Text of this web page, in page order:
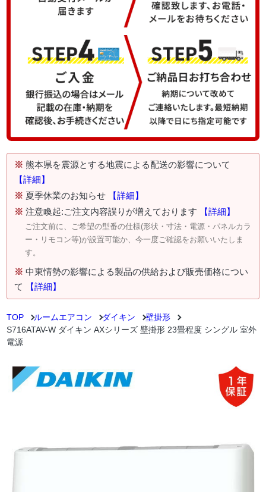
※ 熊本県を震源とする地震による配送の影響について
【詳細】
※ 夏季休業のお知らせ
【詳細】
※ 注意喚起:ご注文内容誤りが増えております 【詳細】
ご注文前に、ご希望の型番の仕様(形状・寸法・電源・パネルカラ
ー・リモコン等)が設置可能か、今一度ご確認をお願いいたしま
す。
※ 中東情勢の影響による製品の供給および販売価格につい
て
【詳細】
TOP ルームエアコン ダイキン
壁掛形
S716ATAV-W ダイキン AXシリーズ 壁掛形 23畳程度 シングル 室外
電源